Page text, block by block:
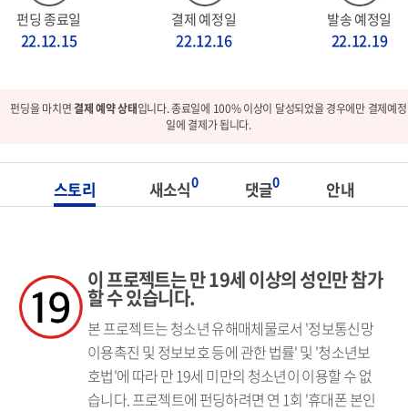
펀딩 종료일
22.12.15
결제 예정일
22.12.16
발송 예정일
22.12.19
펀딩을 마치면결제 예약 상태입니다. 종료일에 100% 이상이 달성되었을 경우에만 결제예정
일에 결제가 됩니다.
스토리 새소식0 댓글0 안내
이 프로젝트는 만 19세 이상의 성인만 참가
할 수 있습니다.
본 프로젝트는 청소년 유해매체물로서 '정보통신망
이용촉진 및 정보보호 등에 관한 법률' 및 '청소년보
호법'에 따라 만 19세 미만의 청소년이 이용할 수 없
습니다. 프로젝트에 펀딩하려면 연 1회 '휴대폰 본인